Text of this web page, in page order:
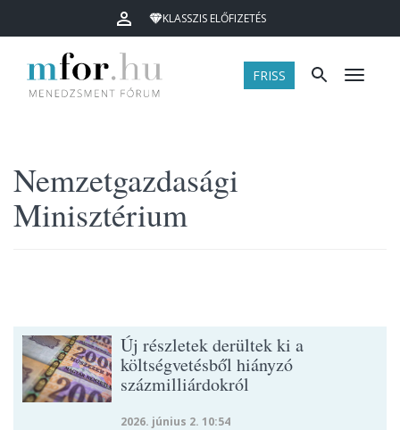
KLASSZIS ELŐFIZETÉS
FRISS Menü
Nemzetgazdasági
Minisztérium
Új részletek derültek ki a
költségvetésből hiányzó
százmilliárdokról
2026. június 2. 10:54